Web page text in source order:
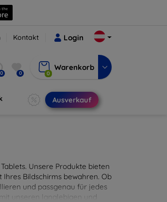
Kontakt Login
0 0 0
Warenkorb
Ausverkauf
Unsere Produkte bieten
Bildschirms bewahren. Ob
und passgenau für jedes
unseren langlebigen und